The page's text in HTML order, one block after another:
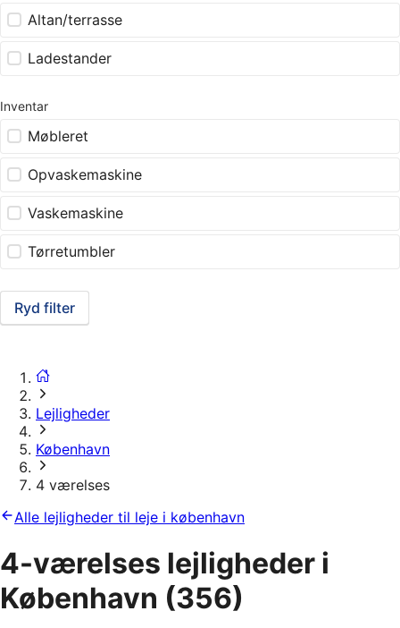
Altan/terrasse
Ladestander
Inventar
Møbleret
Opvaskemaskine
Vaskemaskine
Tørretumbler
Ryd filter
Lejligheder
København
4 værelses
Alle lejligheder til leje i københavn
4-værelses lejligheder i
København (356)